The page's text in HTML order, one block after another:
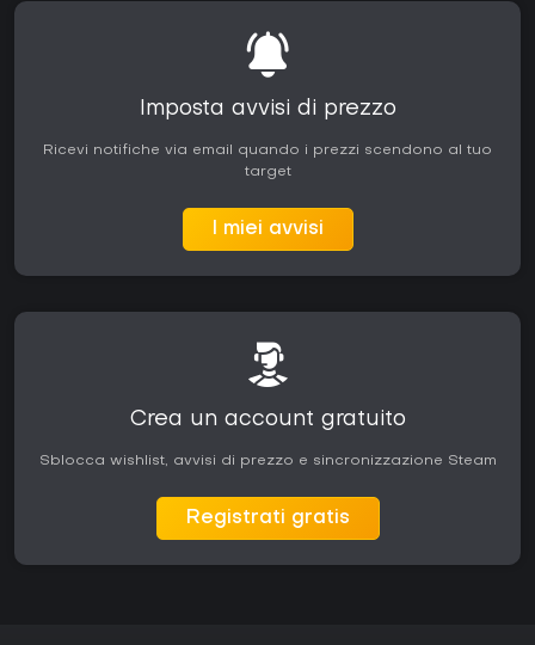
Imposta avvisi di prezzo
Ricevi notifiche via email quando i prezzi scendono al tuo
target
I miei avvisi
Crea un account gratuito
Sblocca wishlist, avvisi di prezzo e sincronizzazione Steam
Registrati gratis